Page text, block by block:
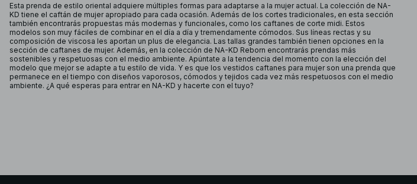
Esta prenda de estilo oriental adquiere múltiples formas para adaptarse a la mujer actual. La colección de NA-
KD tiene el caftán de mujer apropiado para cada ocasión. Además de los cortes tradicionales, en esta sección
también encontrarás propuestas más modernas y funcionales, como los caftanes de corte midi. Estos
modelos son muy fáciles de combinar en el día a día y tremendamente cómodos. Sus líneas rectas y su
composición de viscosa les aportan un plus de elegancia. Las tallas grandes también tienen opciones en la
sección de caftanes de mujer. Además, en la colección de NA-KD Reborn encontrarás prendas más
sostenibles y respetuosas con el medio ambiente. Apúntate a la tendencia del momento con la elección del
modelo que mejor se adapte a tu estilo de vida. Y es que los vestidos caftanes para mujer son una prenda que
permanece en el tiempo con diseños vaporosos, cómodos y tejidos cada vez más respetuosos con el medio
ambiente. ¿A qué esperas para entrar en NA-KD y hacerte con el tuyo?